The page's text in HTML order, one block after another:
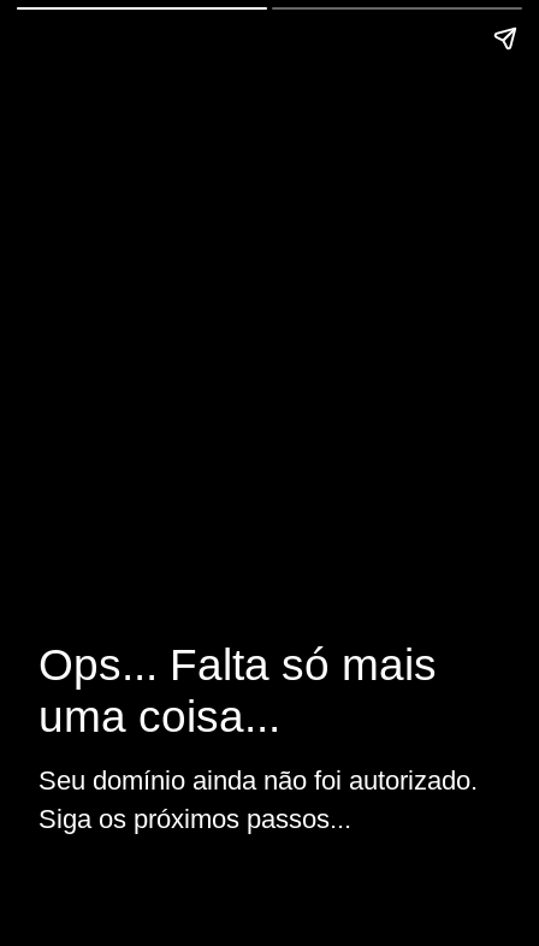
Ops... Falta só mais
uma coisa...
Seu domínio ainda não foi autorizado.
Siga os próximos passos...